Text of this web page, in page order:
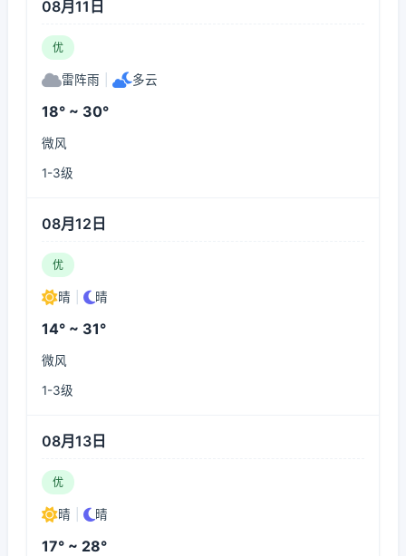
08月11日
优
雷阵雨 多云
18° ~ 30°
微风
1-3级
08月12日
优
晴 晴
14° ~ 31°
微风
1-3级
08月13日
优
晴 晴
17° ~ 28°